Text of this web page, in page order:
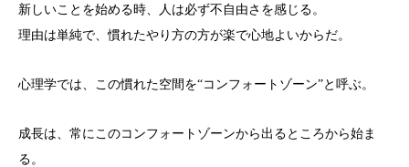
新しいことを始める時、人は必ず不自由さを感じる。
理由は単純で、慣れたやり方の方が楽で心地よいからだ。
心理学では、この慣れた空間を“コンフォートゾーン”と呼ぶ。
成長は、常にこのコンフォートゾーンから出るところから始ま
る。